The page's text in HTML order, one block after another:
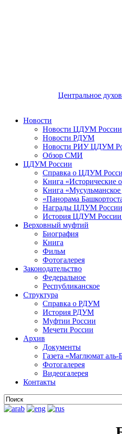
Центральное
Новости
Новости ЦДУМ России
Новости РДУМ
Новости РИУ ЦДУМ
Обзор СМИ
ЦДУМ России
Справка о ЦДУМ
Книга «Исторические
Книга «Мусульманское
«Панорама
Награды ЦДУМ России
История ЦДУМ России
Верховный муфтий
Биография
Книга
Фильм
Фотогалерея
Законодательство
Федеральное
Республиканское
Структура
Справка о РДУМ
История РДУМ
Муфтии России
Мечети России
Архив
Документы
Газета «Маглюмат аль-
Фотогалерея
Видеогалерея
Контакты